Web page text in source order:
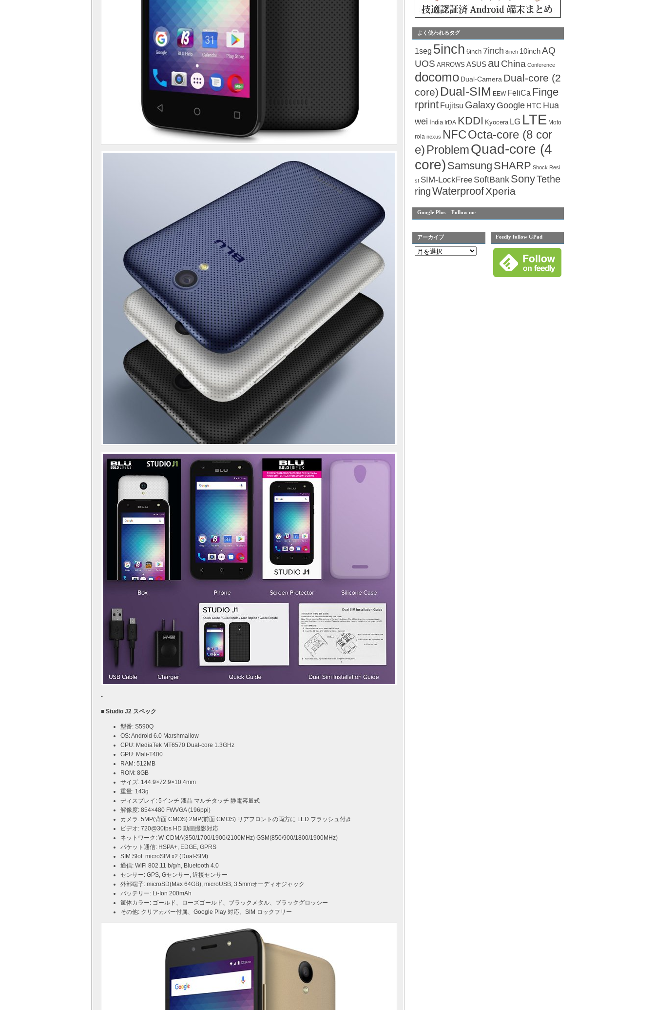
-
■ Studio J2 スペック
型番: S590Q
OS: Android 6.0 Marshmallow
CPU: MediaTek MT6570 Dual-core 1.3GHz
GPU: Mali-T400
RAM: 512MB
ROM: 8GB
サイズ: 144.9×72.9×10.4mm
重量: 143g
ディスプレイ: 5インチ 液晶 マルチタッチ 静電容量式
解像度: 854×480 FWVGA (196ppi)
カメラ: 5MP(背面 CMOS) 2MP(前面 CMOS) リアフロントの両方に LED フラッシュ付き
ビデオ: 720@30fps HD 動画撮影対応
ネットワーク: W-CDMA(850/1700/1900/2100MHz) GSM(850/900/1800/1900MHz)
パケット通信: HSPA+, EDGE, GPRS
SIM Slot: microSIM x2 (Dual-SIM)
通信: WiFi 802.11 b/g/n, Bluetooth 4.0
センサー: GPS, Gセンサー, 近接センサー
外部端子: microSD(Max 64GB), microUSB, 3.5mmオーディオジャック
バッテリー: Li-Ion 200mAh
筐体カラー: ゴールド、ローズゴールド、ブラックメタル、ブラックグロッシー
その他: クリアカバー付属、Google Play 対応、SIM ロックフリー
よく使われるタグ
1seg 5inch 6inch 7inch 8inch 10inchAQ
UOS ARROWS ASUS au China Conference
docomo Dual-Camera Dual-core (2
core) Dual-SIM EEW FeliCa Finge
rprint Fujitsu Galaxy Google HTC Hua
wei India IrDA KDDI Kyocera LG LTE Moto
rola nexus NFCOcta-core (8 cor
e) ProblemQuad-core (4
core) Samsung SHARP Shock Resi
st SIM-LockFree SoftBank SonyTethe
ringWaterproofXperia
Google Plus – Follow me
アーカイブ Feedly follow GPad